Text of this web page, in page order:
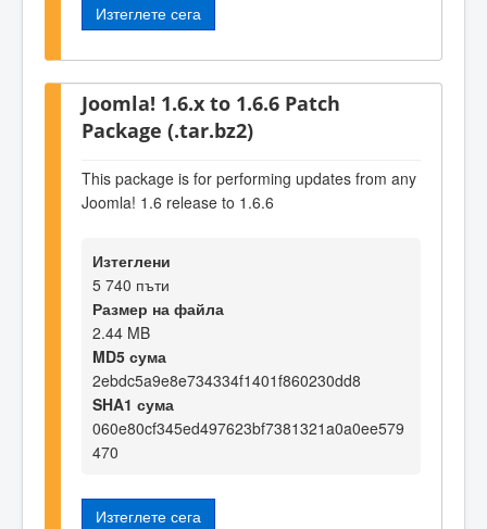
Изтеглете сега
Joomla! 1.6.x to 1.6.6 Patch
Package (.tar.bz2)
This package is for performing updates from any
Joomla! 1.6 release to 1.6.6
Изтеглени
5 740 пъти
Размер на файла
2.44 MB
MD5 сума
2ebdc5a9e8e734334f1401f860230dd8
SHA1 сума
060e80cf345ed497623bf7381321a0a0ee579
470
Изтеглете сега